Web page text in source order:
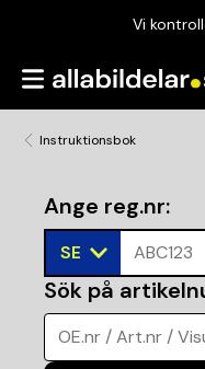
Vi
Instruktionsbok
Ange reg.nr:
SE ABC123
Sök på
OE.nr / Art.nr /